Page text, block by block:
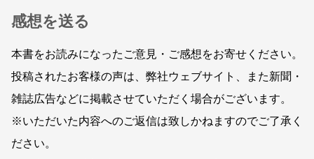
感想を送る
本書をお読みになったご意見・ご感想をお寄せください。
投稿されたお客様の声は、弊社ウェブサイト、また新聞・
雑誌広告などに掲載させていただく場合がございます。
※いただいた内容へのご返信は致しかねますのでご了承く
ださい。